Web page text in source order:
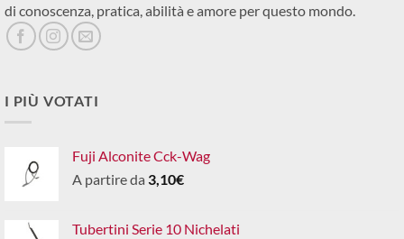
di conoscenza, pratica, abilità e amore per questo mondo.
I PIÙ VOTATI
Fuji Alconite Cck-Wag
A partire da 3,10€
Tubertini Serie 10 Nichelati